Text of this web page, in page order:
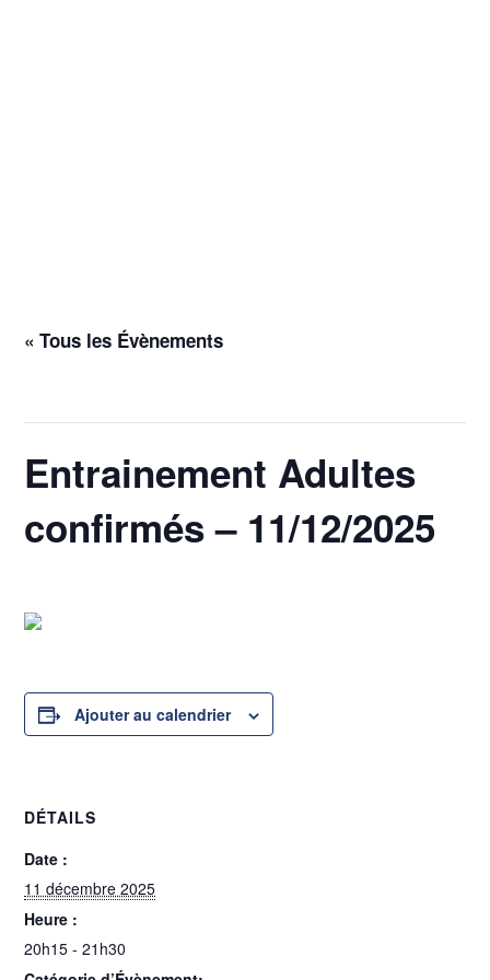
« Tous les Évènements
Entrainement Adultes
confirmés – 11/12/2025
Ajouter au calendrier
DÉTAILS
Date :
11 décembre 2025
Heure :
20h15 - 21h30